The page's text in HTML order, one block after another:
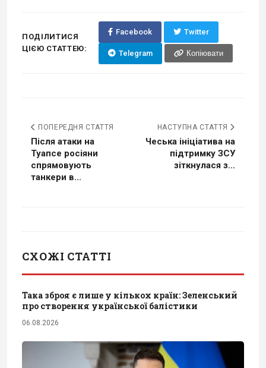
ПОДІЛИТИСЯ
ЦІЄЮ СТАТТЕЮ:
Facebook Twitter
Telegram Копіювати
ПОПЕРЕДНЯ СТАТТЯ
Після атаки на
Туапсе росіяни
спрямовують
танкери в...
НАСТУПНА СТАТТЯ
Чеська ініціатива на
підтримку ЗСУ
зіткнулася з...
СХОЖІ СТАТТІ
Така зброя є лише у кількох країн: Зеленський
про створення української балістики
06.08.2026